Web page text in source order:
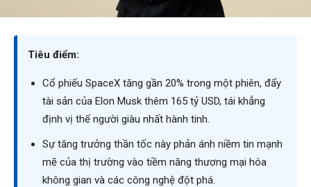
Tiêu điểm:
Cổ phiếu SpaceX tăng gần 20% trong một phiên, đẩy
tài sản của Elon Musk thêm 165 tỷ USD, tái khẳng
định vị thế người giàu nhất hành tinh.
Sự tăng trưởng thần tốc này phản ánh niềm tin mạnh
mẽ của thị trường vào tiềm năng thương mại hóa
không gian và các công nghệ đột phá.